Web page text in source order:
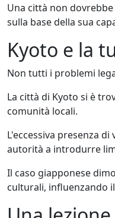
Una città non
sulla base della sua
Kyoto e la
Non tutti i problemi
La città di Kyoto si è
comunità locali.
L'eccessiva presenza
autorità a introdurre
Il caso giapponese
culturali, influenzando